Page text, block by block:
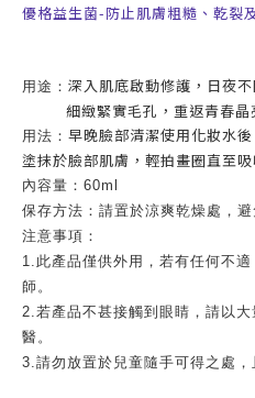
優格益生菌-防止肌膚粗糙、乾裂
用途： 深入肌底啟動修護，日夜
細緻緊實毛孔，重返青春晶
用法： 早晚臉部清潔使用化妝水
塗抹於臉部肌膚，輕拍畫圈直至吸
內容量：60ml
保存方法：請置於涼爽乾燥處，
注意事項：
1.此產品僅供外用，若有任何不
師。
2.若產品不甚接觸到眼睛，請以
醫。
3.請勿放置於兒童隨手可得之處，